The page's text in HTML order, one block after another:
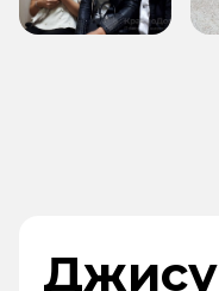
Джису